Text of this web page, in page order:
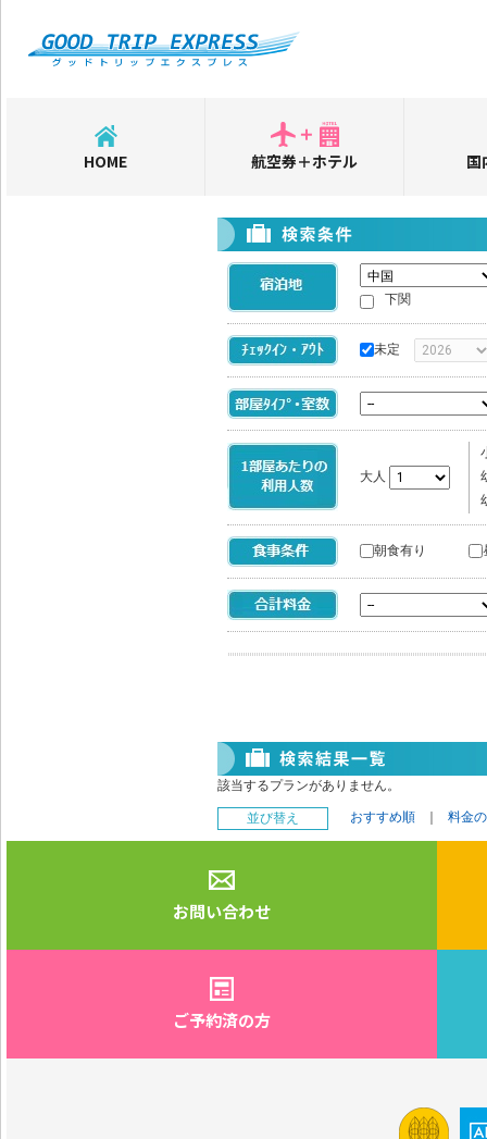
HOME 航空券＋ホテル 国
下関
未定
大人
朝食有り
該当するプランがありません。
並び替え おすすめ順 料金
お問い合わせ
ご予約済の方